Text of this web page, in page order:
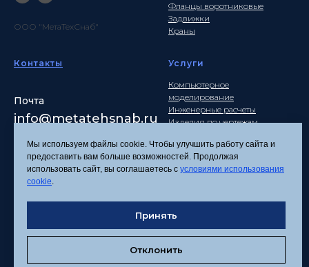
ООО "МетаТехСнаб"
Фланцы воротниковые
Задвижки
Краны
Контакты
Почта
info@metatehsnab.ru
Услуги
Компьютерное
моделирование
Инженерные расчеты
Изделия по чертежам
Политика
Согласие на обработку
персональных данных
Соглашение об
Мы используем файлы cookie. Чтобы улучшить работу сайта и
предоставить вам больше возможностей. Продолжая
использовать сайт, вы соглашаетесь с условиями использования
cookie.
Принять
Отклонить